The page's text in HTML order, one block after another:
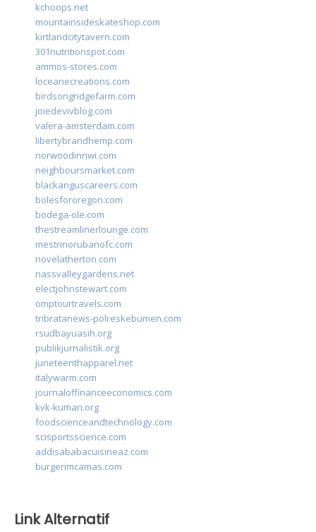
kchoops.net
mountainsideskateshop.com
kirtlandcitytavern.com
301nutritionspot.com
ammos-stores.com
loceanecreations.com
birdsongridgefarm.com
joiedevivblog.com
valera-amsterdam.com
libertybrandhemp.com
norwoodinnwi.com
neighboursmarket.com
blackanguscareers.com
bolesfororegon.com
bodega-ole.com
thestreamlinerlounge.com
mestrinorubanofc.com
novelatherton.com
nassvalleygardens.net
electjohnstewart.com
omptourtravels.com
tribratanews-polreskebumen.com
rsudbayuasih.org
publikjurnalistik.org
juneteenthapparel.net
italywarm.com
journaloffinanceeconomics.com
kvk-kumari.org
foodscienceandtechnology.com
scisportsscience.com
addisababacuisineaz.com
burgerimcamas.com
Link Alternatif